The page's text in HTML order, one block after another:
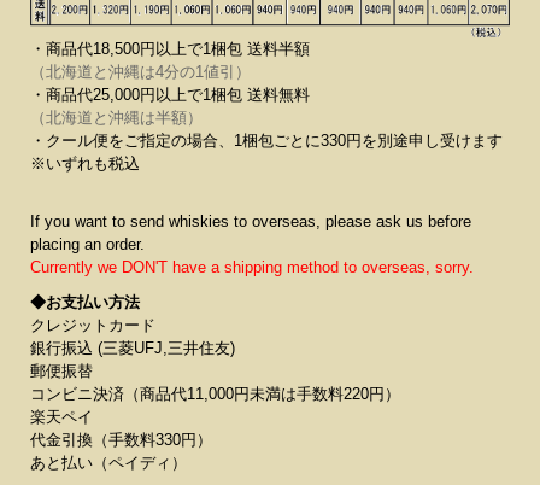
・商品代18,500円以上で1梱包 送料半額
（北海道と沖縄は4分の1値引）
・商品代25,000円以上で1梱包 送料無料
（北海道と沖縄は半額）
・クール便をご指定の場合、1梱包ごとに330円を別途申し受けます
※いずれも税込
If you want to send whiskies to overseas, please ask us before
placing an order.
Currently we DON'T have a shipping method to overseas, sorry.
◆お支払い方法
クレジットカード
銀行振込 (三菱UFJ,三井住友)
郵便振替
コンビニ決済（商品代11,000円未満は手数料220円）
楽天ペイ
代金引換（手数料330円）
あと払い（ペイディ）